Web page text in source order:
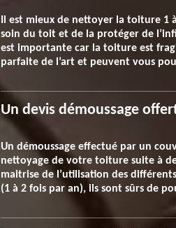
Il est mieux de nettoyer la toiture 1
soin du toit et de la protéger de
est importante car la toiture est
parfaite de l’art et peuvent vous
Un devis démoussage
Un démoussage effectué par un
nettoyage de votre toiture suite à
maitrise de l’utilisation des
(1 à 2 fois par an), ils sont sûrs de